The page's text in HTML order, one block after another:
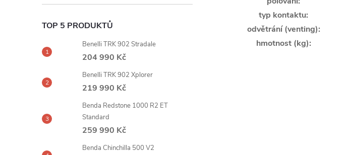
TOP 5 PRODUKTŮ
Benelli TRK 902 Stradale
204 990 Kč
Benelli TRK 902 Xplorer
219 990 Kč
Benda Redstone 1000 R2 ET
Standard
259 990 Kč
Benda Chinchilla 500 V2
typ kontaktu:
odvětrání (venting):
hmotnost (kg):